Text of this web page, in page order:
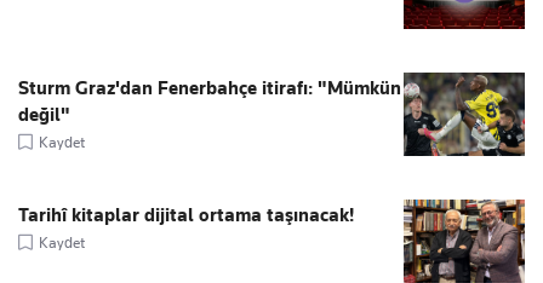
Sturm Graz'dan Fenerbahçe itirafı: "Mümkün
değil"
Kaydet
Tarihî kitaplar dijital ortama taşınacak!
Kaydet